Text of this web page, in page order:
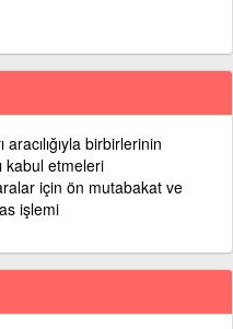
birbirlerinin
kabul etmeleri
için ön mutabakat ve
işlemi